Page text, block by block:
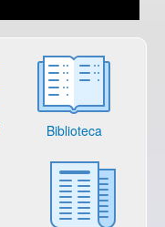
Biblioteca